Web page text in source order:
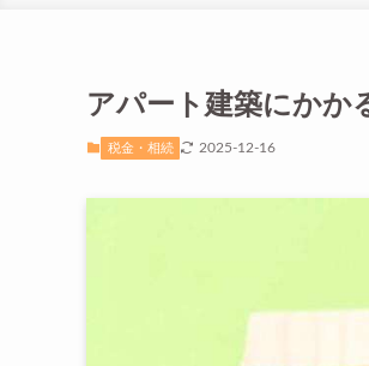
アパート建築にかか
税金・相続 2025-12-16